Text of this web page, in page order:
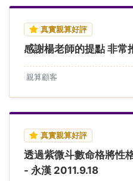
真實親算好評
感謝楊老師的提點 非常
親算顧客
真實親算好評
透過紫微斗數命格將性
- 永漢 2011.9.18